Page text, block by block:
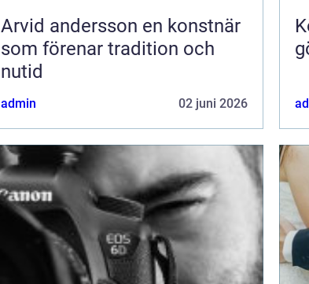
Arvid andersson en konstnär
som förenar tradition och
nutid
admin 02 juni 2026